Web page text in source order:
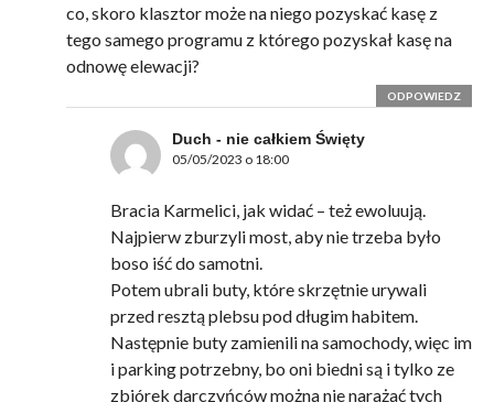
co, skoro klasztor może na niego pozyskać kasę z
tego samego programu z którego pozyskał kasę na
odnowę elewacji?
ODPOWIEDZ
Duch - nie całkiem Święty
05/05/2023 o 18:00
Bracia Karmelici, jak widać – też ewoluują.
Najpierw zburzyli most, aby nie trzeba było
boso iść do samotni.
Potem ubrali buty, które skrzętnie urywali
przed resztą plebsu pod długim habitem.
Następnie buty zamienili na samochody, więc im
i parking potrzebny, bo oni biedni są i tylko ze
zbiórek darczyńców można nie narażać tych